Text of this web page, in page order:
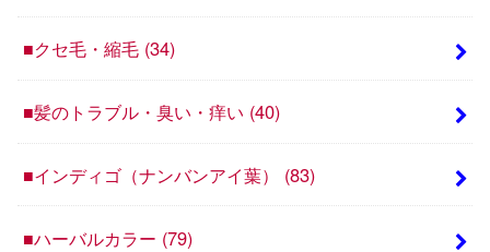
■クセ毛・縮毛 (34)
■髪のトラブル・臭い・痒い (40)
■インディゴ（ナンバンアイ葉） (83)
■ハーバルカラー (79)